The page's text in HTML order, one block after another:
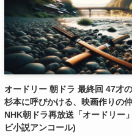
オードリー 朝ドラ 最終回 47才
杉本に呼びかける、映画作りの仲
NHK朝ドラ再放送「オードリー
ビ小説アンコール)